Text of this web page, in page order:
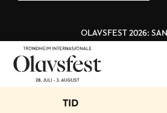
OLAVSFEST 2026:
TID